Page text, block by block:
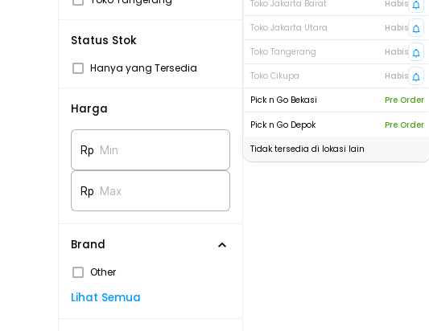
Status Stok
Hanya yang Tersedia
Harga
Rp Min
Rp Max
Brand
Other
Lihat Semua
Toko Jakarta Barat
Habis
Toko Jakarta Utara
Habis
Toko Tangerang
Habis
Toko Cikupa
Habis
Pick n Go Bekasi
Pre Order
Pick n Go Depok
Pre Order
Tidak tersedia di lokasi lain